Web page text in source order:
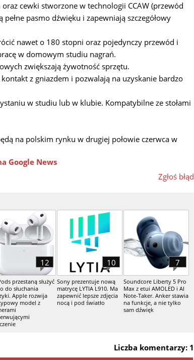
cewki stworzone w technologii CCAW (przewód
pasmo dźwięku i zapewniają szczegółowy
nawet o 180 stopni oraz pojedynczy przewód i
w domowym studiu nagrań.
zwiększają żywotność sprzętu.
kontakt z gniazdem i pozwalają na uzyskanie bardzo
w studiu lub w klubie. Kompatybilne ze stołami
na polskim rynku w drugiej połowie czerwca w
Google News
Zgłoś błąd
przestaną służyć
do słuchania
Apple rozwija
model z
12
Sony prezentuje nową
matrycę LYTIA L910. Ma
zapewnić lepsze zdjęcia
nocą i pod światło
10
Soundcore Liberty 5 Pro
Max z etui AMOLED i AI
Note-Taker. Anker stawia
na funkcje, a nie tylko
sam dźwięk
7
Liczba komentarzy: 1